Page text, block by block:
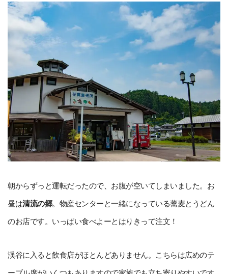
朝からずっと運転だったので、お腹が空いてしまいました。お
昼は清流の郷。物産センターと一緒になっている蕎麦とうどん
のお店です。いっぱい食べよーとはりきって注文！
渓谷に入ると飲食店がほとんどありません。こちらは広めのテ